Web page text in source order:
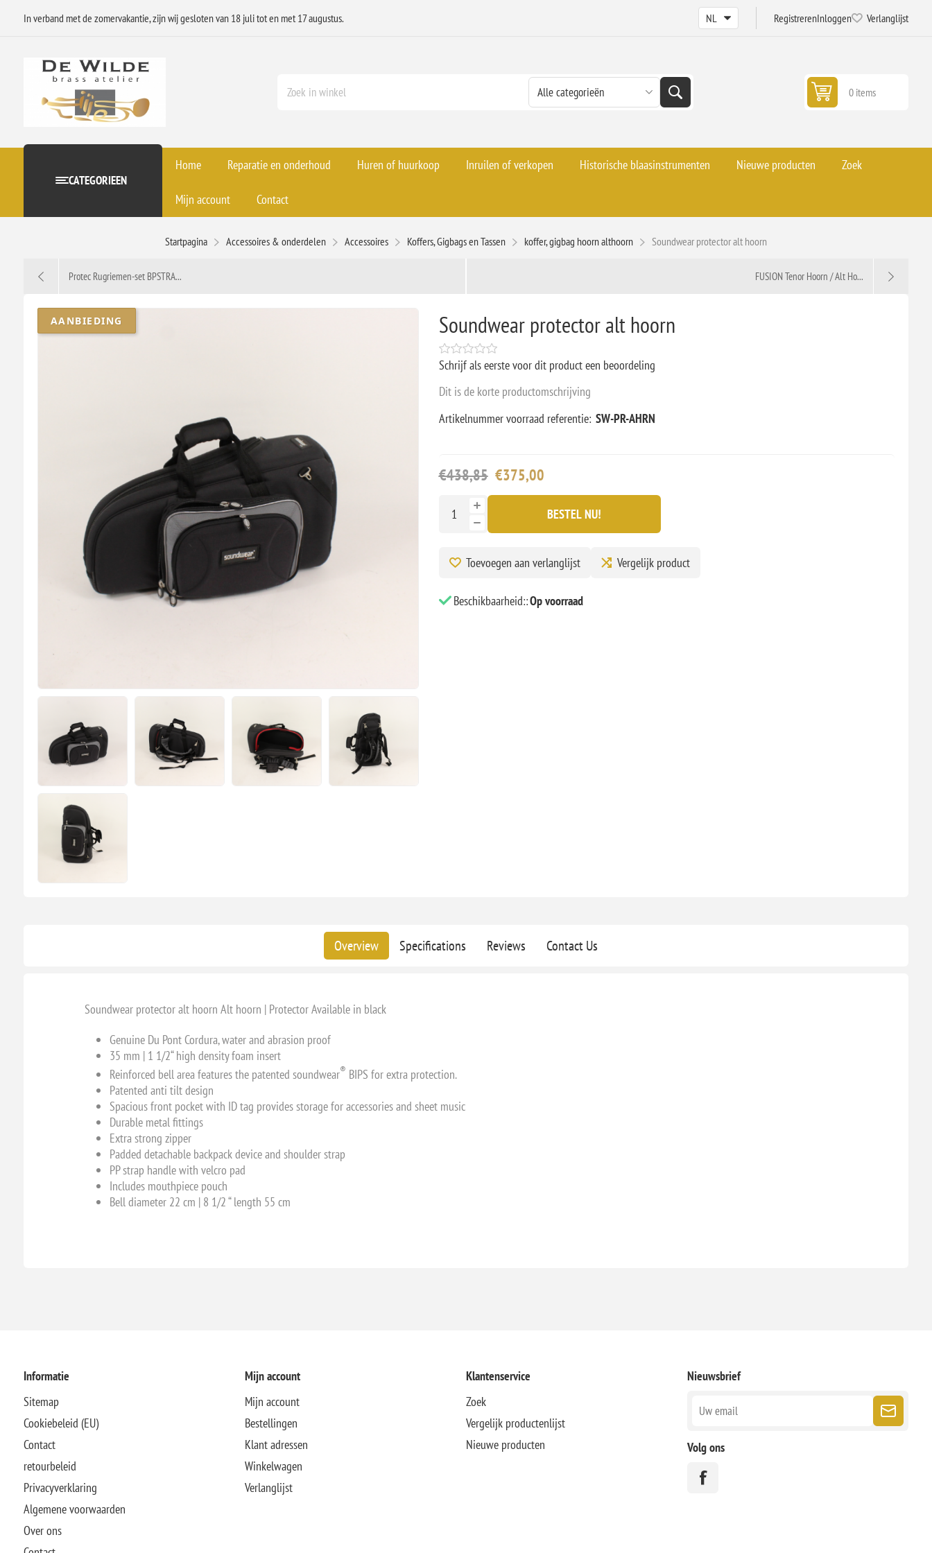
In verband met de zomervakantie, zijn wij gesloten van 18 juli tot en met 17 augustus. RegistrerenInloggen Verlanglijst
0 items
CATEGORIEEN
Home Reparatie en onderhoud Huren of huurkoop Inruilen of verkopen Historische blaasinstrumenten Nieuwe producten Zoek
Mijn account Contact
Startpagina Accessoires & onderdelen Accessoires Koffers, Gigbags en Tassen koffer, gigbag hoorn althoorn Soundwear protector alt hoorn
Protec Rugriemen-set BPSTRA... FUSION Tenor Hoorn / Alt Ho...
AANBIEDING Soundwear protector alt hoorn
Schrijf als eerste voor dit product een beoordeling
Dit is de korte productomschrijving
Artikelnummer voorraad referentie: SW-PR-AHRN
€438,85 €375,00
BESTEL NU!
Toevoegen aan verlanglijst Vergelijk product
Beschikbaarheid::Op voorraad
Overview Specifications Reviews Contact Us
Soundwear protector alt hoorn Alt hoorn | Protector Available in black
Genuine Du Pont Cordura, water and abrasion proof
35 mm | 1 1/2“ high density foam insert
Reinforced bell area features the patented soundwear® BIPS for extra protection.
Patented anti tilt design
Spacious front pocket with ID tag provides storage for accessories and sheet music
Durable metal fittings
Extra strong zipper
Padded detachable backpack device and shoulder strap
PP strap handle with velcro pad
Includes mouthpiece pouch
Bell diameter 22 cm | 8 1/2 “ length 55 cm
Informatie
Sitemap
Cookiebeleid (EU)
Contact
retourbeleid
Privacyverklaring
Algemene voorwaarden
Over ons
Mijn account
Mijn account
Bestellingen
Klant adressen
Winkelwagen
Verlanglijst
Klantenservice
Zoek
Vergelijk productenlijst
Nieuwe producten
Nieuwsbrief
Volg ons